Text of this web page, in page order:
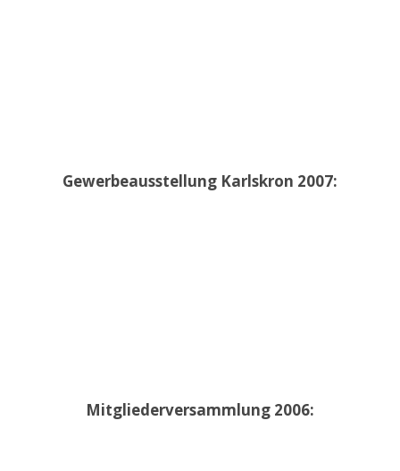
Gewerbeausstellung Karlskron 2007:
Mitgliederversammlung 2006: